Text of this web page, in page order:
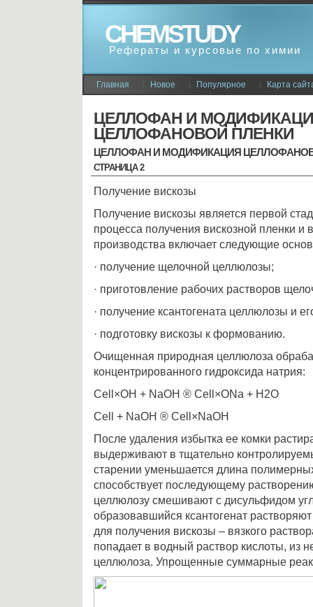
CHEMSTUDY
Рефераты и курсовые по химии
Главная Новое Популярное Карта
ЦЕЛЛОФАН И
ЦЕЛЛОФАНОВОЙ ПЛЕНКИ
ЦЕЛЛОФАН И МОДИФИКАЦИЯ
СТРАНИЦА 2
Получение вискозы
Получение вискозы является первой
процесса получения вискозной пленки и
производства включает следующие
· получение щелочной целлюлозы;
· приготовление рабочих растворов
· получение ксантогената целлюлозы и
· подготовку вискозы к формованию.
Очищенная природная целлюлоза
концентрированного гидроксида натрия:
Cell×OH + NaOH ® Cell×ONa + H2O
Cell + NaOH ® Cell×NaOH
После удаления избытка ее комки
выдерживают в тщательно
старении уменьшается длина
способствует последующему
целлюлозу смешивают с дисульфидом
образовавшийся ксантогенат
для получения вискозы – вязкого
попадает в водный раствор кислоты, из
целлюлоза. Упрощенные суммарные